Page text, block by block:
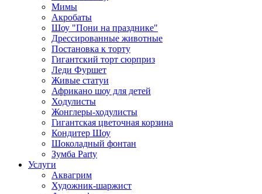
Мимы
Акробаты
Шоу "Пони на празднике"
Дрессированные животные
Постановка к торту
Гигантский торт сюрприз
Леди Фуршет
Живые статуи
Африкано шоу для детей
Ходулисты
Жонглеры-ходулисты
Гигантская цветочная корзина
Кондитер Шоу
Шоколадный фонтан
Зумба Party
Услуги
Аквагрим
Художник-шаржист